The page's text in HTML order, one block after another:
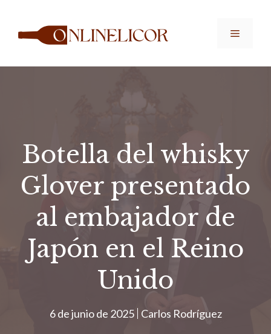
contenido
Menú
Botella del whisky
Glover presentado
al embajador de
Japón en el Reino
Unido
6 de junio de 2025 Carlos Rodríguez